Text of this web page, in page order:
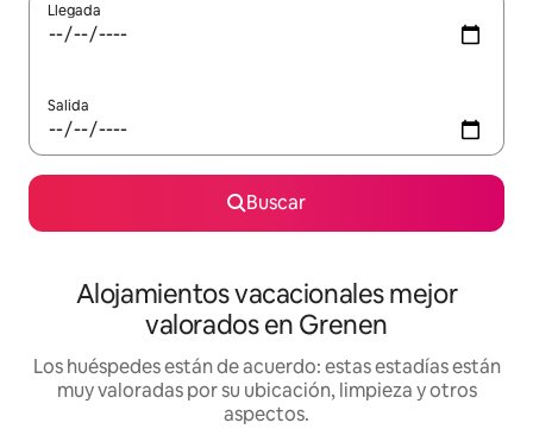
Llegada
Salida
Buscar
Alojamientos vacacionales mejor
valorados en Grenen
Los huéspedes están de acuerdo: estas estadías están
muy valoradas por su ubicación, limpieza y otros
aspectos.